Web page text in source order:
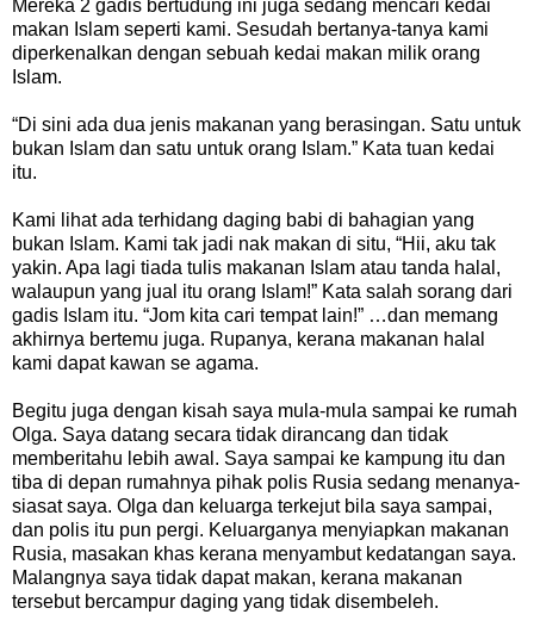
Mereka 2 gadis bertudung ini juga sedang mencari kedai
makan Islam seperti kami. Sesudah bertanya-tanya kami
diperkenalkan dengan sebuah kedai makan milik orang
Islam.
“Di sini ada dua jenis makanan yang berasingan. Satu untuk
bukan Islam dan satu untuk orang Islam.” Kata tuan kedai
itu.
Kami lihat ada terhidang daging babi di bahagian yang
bukan Islam. Kami tak jadi nak makan di situ, “Hii, aku tak
yakin. Apa lagi tiada tulis makanan Islam atau tanda halal,
walaupun yang jual itu orang Islam!” Kata salah sorang dari
gadis Islam itu. “Jom kita cari tempat lain!” …dan memang
akhirnya bertemu juga. Rupanya, kerana makanan halal
kami dapat kawan se agama.
Begitu juga dengan kisah saya mula-mula sampai ke rumah
Olga. Saya datang secara tidak dirancang dan tidak
memberitahu lebih awal. Saya sampai ke kampung itu dan
tiba di depan rumahnya pihak polis Rusia sedang menanya-
siasat saya. Olga dan keluarga terkejut bila saya sampai,
dan polis itu pun pergi. Keluarganya menyiapkan makanan
Rusia, masakan khas kerana menyambut kedatangan saya.
Malangnya saya tidak dapat makan, kerana makanan
tersebut bercampur daging yang tidak disembeleh.